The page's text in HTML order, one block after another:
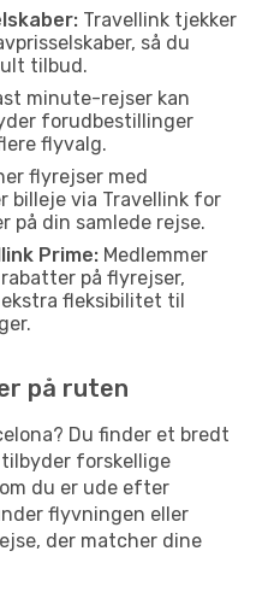
Travellink tjekker
så du
tilbud.
minute-rejser kan
forudbestillinger
flyvalg.
flyrejser med
billeje via Travellink for
på din samlede rejse.
Prime: Medlemmer
på flyrejser,
fleksibilitet til
på ruten
Du finder et bredt
forskellige
du er ude efter
flyvningen eller
der matcher dine